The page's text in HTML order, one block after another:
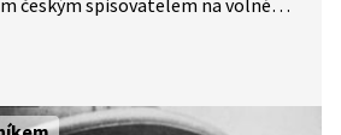
českým spisovatelem na volné
se dozvíme, jak tento
své příběhy.